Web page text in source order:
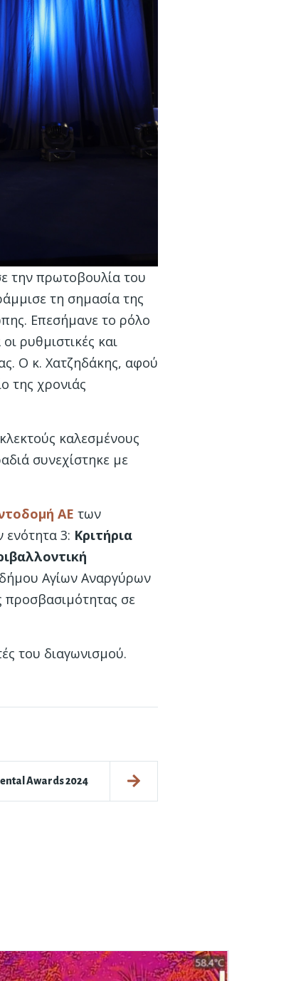
την πρωτοβουλία του
τη σημασία της
Επεσήμανε το ρόλο
ρυθμιστικές και
Ο κ. Χατζηδάκης, αφού
της χρονιάς
καλεσμένους
συνεχίστηκε με
ΑΕ των
ενότητα 3: Κριτήρια
Αγίων Αναργύρων
προσβασιμότητας σε
του διαγωνισμού.
Awards 2024